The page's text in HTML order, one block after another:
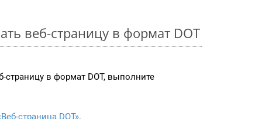
веб-страницу в формат DOT
страницу в формат DOT, выполните
страница DOT».